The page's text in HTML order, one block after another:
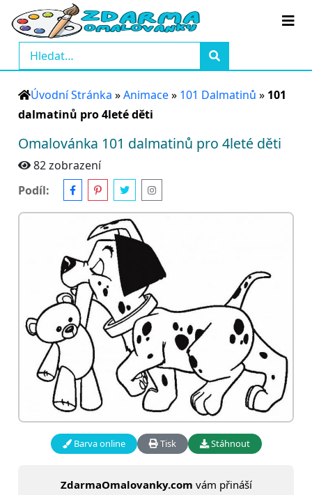
Úvodní Stránka »Animace» 101 Dalmatinů » 101
dalmatinů pro 4leté děti
Omalovánka 101 dalmatinů pro 4leté děti
82 zobrazení
Podíl:
Barva online Tisk Stáhnout
ZdarmaOmalovanky.com vám přináší